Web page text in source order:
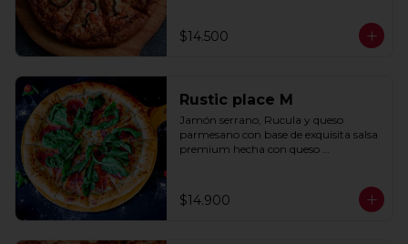
$14.500
Rustic place M
Jamón serrano, Rucula y queso
parmesano con base de exquisita salsa
premium hecha con queso
$14.900